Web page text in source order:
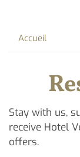
Accueil
Stay with us,
receive Hotel
offers.